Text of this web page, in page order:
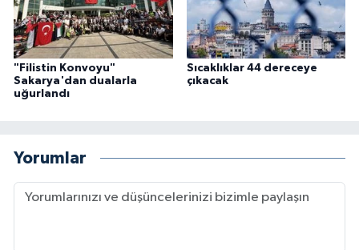
"Filistin Konvoyu"
Sakarya'dan dualarla
uğurlandı
Sıcaklıklar 44 dereceye
çıkacak
Yorumlar
Karaman Müftülüğü
Kars Müftülüğü
Kilis Müftülüğü